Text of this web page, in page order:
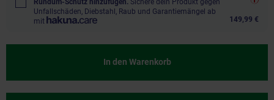
Rundum-Schutz hinzufügen. Sichere dein Produkt gegen
Unfallschäden, Diebstahl, Raub und Garantiemängel ab
mit
149,99 €
In den Warenkorb